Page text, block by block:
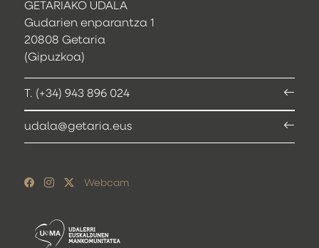
GETARIAKO UDALA
Gudarien enparantza 1
20808 Getaria
(Gipuzkoa)
T. (+34) 943 896 024
udala@getaria.eus
Webcam